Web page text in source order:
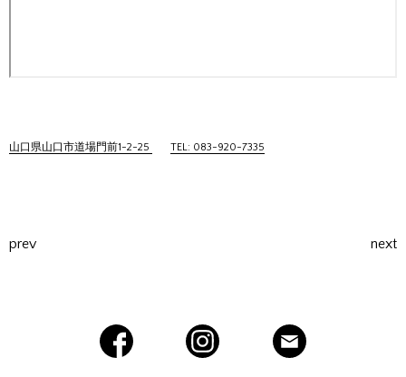
山口県山口市道場門前1-2-25 TEL: 083-920-7335
prev next